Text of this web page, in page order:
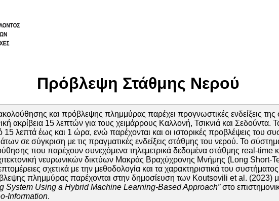
Πρόβλεψη Στάθμης Νερού
και πρόβλεψης πλημμύρας παρέχει προγνωστικές ενδείξεις
ακρίβεια 15 λεπτών για τους χειμάρρους Καλλονή, Τσικνιά και Σεδούντα.
λεπτά έως και 1 ώρα, ενώ παρέχονται και οι ιστορικές προβλέψεις του
σε σύγκριση με τις πραγματικές ενδείξεις στάθμης του νερού. Το
που παρέχουν συνεχόμενα τηλεμετρικά δεδομένα στάθμης real-time
νευρωνικών δικτύων Μακράς Βραχύχρονης Μνήμης (Long Short-
σχετικά με την μεθοδολογία και τα χαρακτηριστικά του
πλημμύρας παρέχονται στην δημοσίευση των Koutsovili et al. (2023)
System Using a Hybrid Machine Learning-Based Approach”στο
Information.